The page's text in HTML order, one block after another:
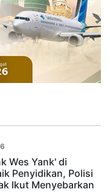
Wes Yank' di
Penyidikan, Polisi
Ikut Menyebarkan